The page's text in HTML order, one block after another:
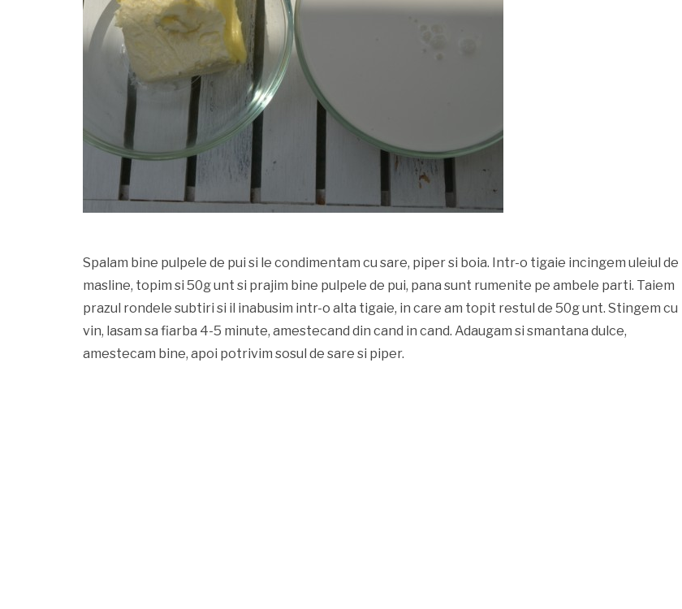
Spalam bine pulpele de pui si le condimentam cu sare, piper si boia. Intr-o tigaie incingem uleiul de
masline, topim si 50g unt si prajim bine pulpele de pui, pana sunt rumenite pe ambele parti. Taiem
prazul rondele subtiri si il inabusim intr-o alta tigaie, in care am topit restul de 50g unt. Stingem cu
vin, lasam sa fiarba 4-5 minute, amestecand din cand in cand. Adaugam si smantana dulce,
amestecam bine, apoi potrivim sosul de sare si piper.